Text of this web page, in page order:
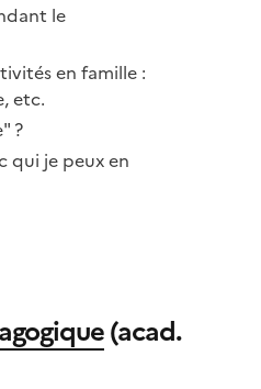
le
en famille :
etc.
?
qui je peux en
(acad.